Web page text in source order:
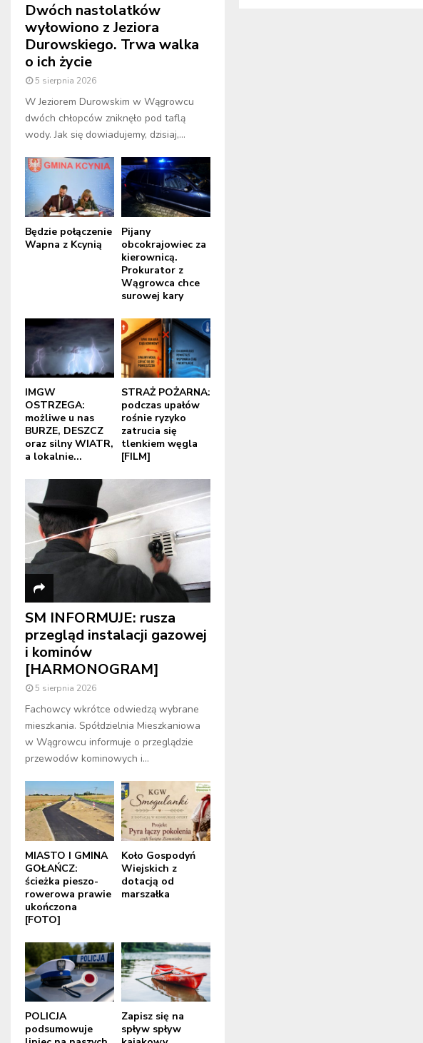
Dwóch nastolatków
wyłowiono z Jeziora
Durowskiego. Trwa walka
o ich życie
5 sierpnia 2026
W Jeziorem Durowskim w Wągrowcu
dwóch chłopców zniknęło pod taflą
wody. Jak się dowiadujemy, dzisiaj,...
Będzie połączenie
Wapna z Kcynią
Pijany
obcokrajowiec za
kierownicą.
Prokurator z
Wągrowca chce
surowej kary
IMGW
OSTRZEGA:
możliwe u nas
BURZE, DESZCZ
oraz silny WIATR,
a lokalnie...
STRAŻ POŻARNA:
podczas upałów
rośnie ryzyko
zatrucia się
tlenkiem węgla
[FILM]
SM INFORMUJE: rusza
przegląd instalacji gazowej
i kominów
[HARMONOGRAM]
5 sierpnia 2026
Fachowcy wkrótce odwiedzą wybrane
mieszkania. Spółdzielnia Mieszkaniowa
w Wągrowcu informuje o przeglądzie
przewodów kominowych i...
MIASTO I GMINA
GOŁAŃCZ:
ścieżka pieszo-
rowerowa prawie
ukończona
[FOTO]
Koło Gospodyń
Wiejskich z
dotacją od
marszałka
POLICJA
podsumowuje
Zapisz się na
spływ spływ